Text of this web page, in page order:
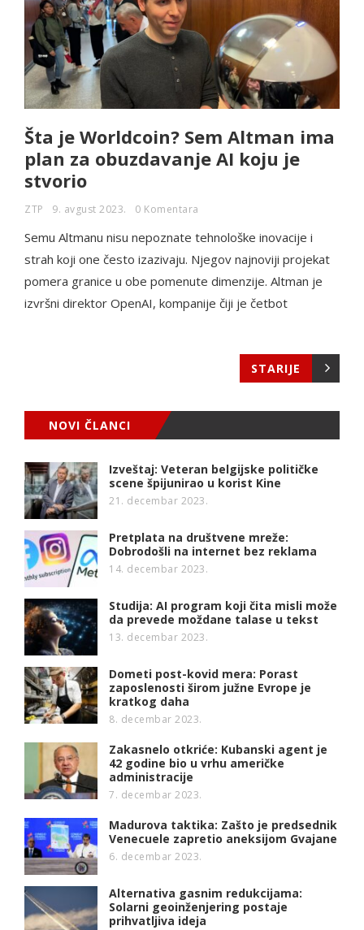
Šta je Worldcoin? Sem Altman ima
plan za obuzdavanje AI koju je
stvorio
ZTP 9. avgust 2023. 0 Komentara
Semu Altmanu nisu nepoznate tehnološke inovacije i
strah koji one često izazivaju. Njegov najnoviji projekat
pomera granice u obe pomenute dimenzije. Altman je
izvršni direktor OpenAI, kompanije čiji je četbot
STARIJE
NOVI ČLANCI
Izveštaj: Veteran belgijske političke
scene špijunirao u korist Kine
21. decembar 2023.
Pretplata na društvene mreže:
Dobrodošli na internet bez reklama
14. decembar 2023.
Studija: AI program koji čita misli može
da prevede moždane talase u tekst
13. decembar 2023.
Dometi post-kovid mera: Porast
zaposlenosti širom južne Evrope je
kratkog daha
8. decembar 2023.
Zakasnelo otkriće: Kubanski agent je
42 godine bio u vrhu američke
administracije
7. decembar 2023.
Madurova taktika: Zašto je predsednik
Venecuele zapretio aneksijom Gvajane
6. decembar 2023.
Alternativa gasnim redukcijama:
Solarni geoinženjering postaje
prihvatljiva ideja